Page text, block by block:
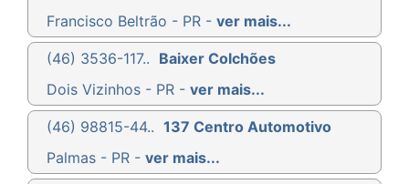
Francisco Beltrão - PR - ver mais...
(46) 3536-117.. Baixer Colchões
Dois Vizinhos - PR - ver mais...
(46) 98815-44.. 137 Centro Automotivo
Palmas - PR - ver mais...